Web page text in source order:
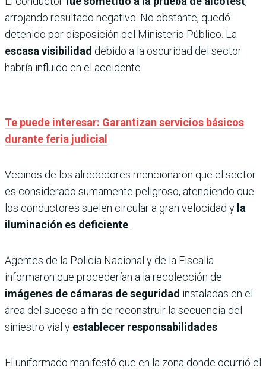
arrojando resultado negativo. No obstante, quedó
detenido por disposición del Ministerio Público. La
escasa visibilidad debido a la oscuridad del sector
habría influido en el accidente.
Te puede interesar: Garantizan servicios básicos
durante feria judicial
Vecinos de los alrededores mencionaron que el sector
es considerado sumamente peligroso, atendiendo que
los conductores suelen circular a gran velocidad y la
iluminación es deficiente.
Agentes de la Policía Nacional y de la Fiscalía
informaron que procederían a la recolección de
imágenes de cámaras de seguridad instaladas en el
área del suceso a fin de reconstruir la secuencia del
siniestro vial y establecer responsabilidades.
El uniformado manifestó que en la zona donde ocurrió el